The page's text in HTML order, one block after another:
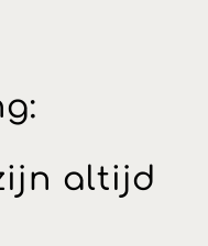
altijd